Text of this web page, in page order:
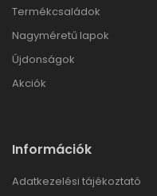
Termékcsaládok
Nagyméretű lapok
Újdonságok
Akciók
Információk
Adatkezelési tájékoztató